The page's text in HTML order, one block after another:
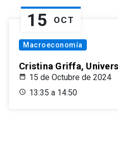
15 OCT
Macroeconomía
Cristina Griffa,
15 de Octubre de 2024
13:35 a 14:50